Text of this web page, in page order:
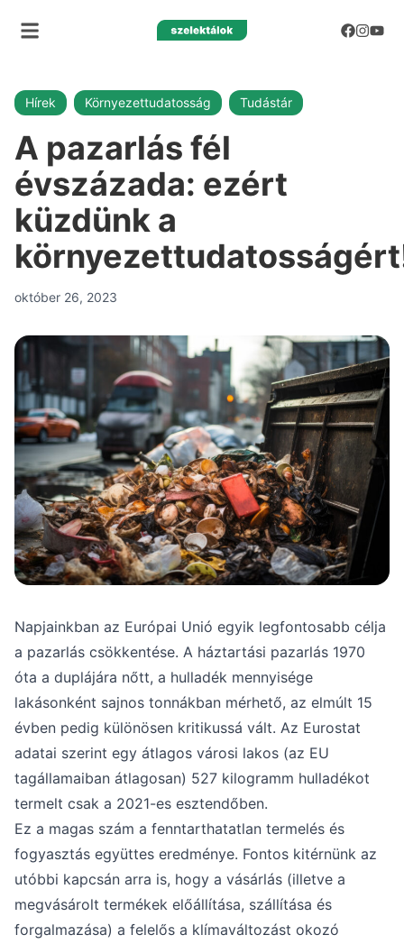
Hírek Környezettudatosság Tudástár
A pazarlás fél
évszázada: ezért
küzdünk a
október 26, 2023
Napjainkban az Európai Unió egyik legfontosabb célja
a pazarlás csökkentése. A háztartási pazarlás 1970
óta a duplájára nőtt, a hulladék mennyisége
lakásonként sajnos tonnákban mérhető, az elmúlt 15
évben pedig különösen kritikussá vált. Az Eurostat
adatai szerint egy átlagos városi lakos (az EU
tagállamaiban átlagosan) 527 kilogramm hulladékot
termelt csak a 2021-es esztendőben.
Ez a magas szám a fenntarthatatlan termelés és
fogyasztás együttes eredménye. Fontos kitérnünk az
utóbbi kapcsán arra is, hogy a vásárlás (illetve a
megvásárolt termékek előállítása, szállítása és
forgalmazása) a felelős a klímaváltozást okozó